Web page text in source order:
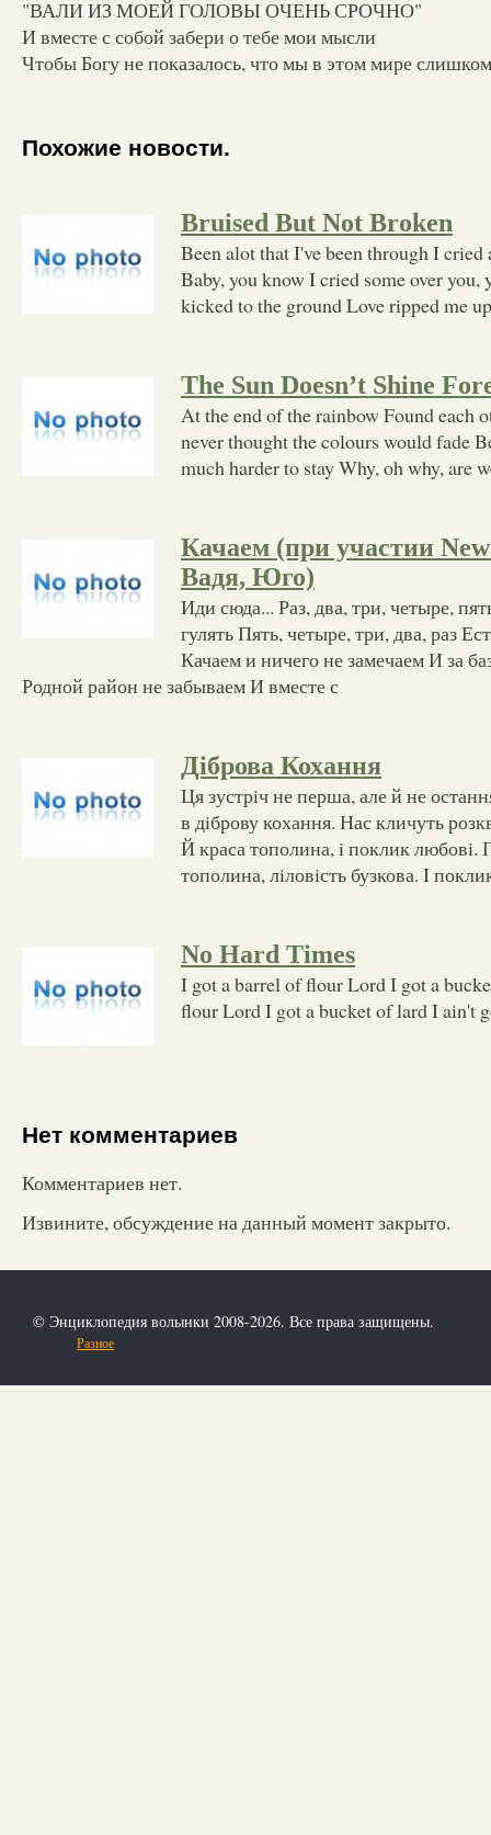
"ВАЛИ ИЗ МОЕЙ ГОЛОВЫ ОЧЕНЬ СРОЧНО"
И вместе с собой забери о тебе мои мысли
Чтобы Богу не показалось, что мы в этом мире
Похожие новости.
Bruised But Not Broken
Been alot that I've been through I cried
Baby, you know I cried some over you,
kicked to the ground Love ripped me up
The Sun Doesn’t Shine
At the end of the rainbow Found each
never thought the colours would fade
much harder to stay Why, oh why, are
Качаем (при участии
Вадя, Юго)
Иди сюда... Раз, два, три, четыре,
гулять Пять, четыре, три, два, раз
Качаем и ничего не замечаем И за
Родной район не забываем И вместе с
Діброва Кохання
Ця зустрiч не перша, але й не
в дiброву кохання. Нас кличуть
Й краса тополина, i поклик любовi.
тополина, лiловiсть бузкова. I
No Hard Times
I got a barrel of flour Lord I got a
flour Lord I got a bucket of lard I ain't
Нет комментариев
Комментариев нет.
Извините, обсуждение на данный момент закрыто.
© Энциклопедия волынки 2008-2026. Все права защищены.
Разное